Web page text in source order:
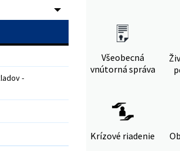
-
Všeobecná
vnútorná správa
Krízové riadenie